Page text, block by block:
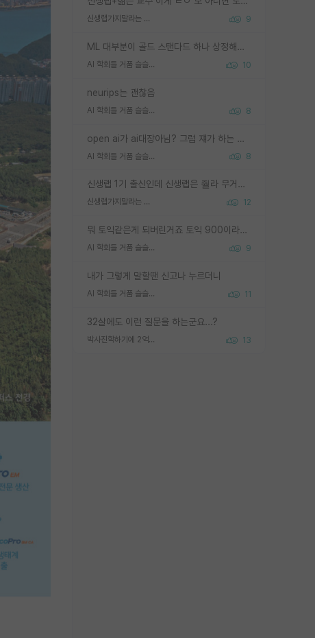
신생랩가지말라는 이유가 있었구나 9
ML 대부분이 골드 스탠다드 하나 상정해놓고 (벤치마크 데이터셋이 여러 개면 여러 개 상정) 그거 얼마나 잘 맞추나 싸움임 가끔 번뜩이는 설계 철학을 보여주는 논문들도 있지만 대부분 그거 성적 얼마나 더 올리느라에 혈안이 되어 있는 측면이 잇음
AI 학회들 거품 슬슬 지적이 나오네요 10
neurips는 괜찮음
AI 학회들 거품 슬슬 지적이 나오네요 8
open ai가 ai대장아님? 그럼 쟤가 하는 말이 다 맞겠네
AI 학회들 거품 슬슬 지적이 나오네요 8
신생랩 1기 출신인데 신생랩은 줠라 무거운 바벨 같은거임. 들면 대박인데 못들면 깔려 죽음. 아무도 알려주지 않는 환경에서 자생해야하지만, 일단 살아남았다면 그 어떤 사람보다 악착같고 생존력 높은 사람으로 거듭날 수 있음
신생랩가지말라는 이유가 있었구나 12
뭐 토익같은게 되버린거죠 토익 900이라고 영어잘하는건 아닙니다만 잘하는사람은 다 900을 넘는 그런
AI 학회들 거품 슬슬 지적이 나오네요 9
내가 그렇게 말할땐 신고나 누르더니
AI 학회들 거품 슬슬 지적이 나오네요 11
32살에도 이런 질문을 하는군요...?
박사진학하기에 2억은 괜찮은 (?) 정도의 경제력인가요 13